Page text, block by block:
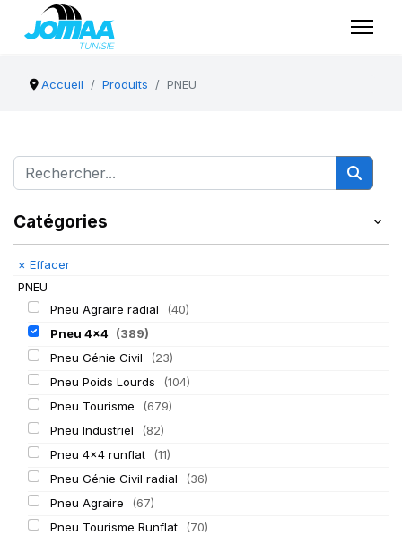
Accueil Produits PNEU
Catégories
× Effacer
PNEU
Pneu Agraire radial
(40)
Pneu 4x4 (389)
Pneu Génie Civil
(23)
Pneu Poids Lourds
(104)
Pneu Tourisme
(679)
Pneu Industriel
(82)
Pneu 4x4 runflat
(11)
Pneu Génie Civil radial
(36)
Pneu Agraire
(67)
Pneu Tourisme Runflat
(70)